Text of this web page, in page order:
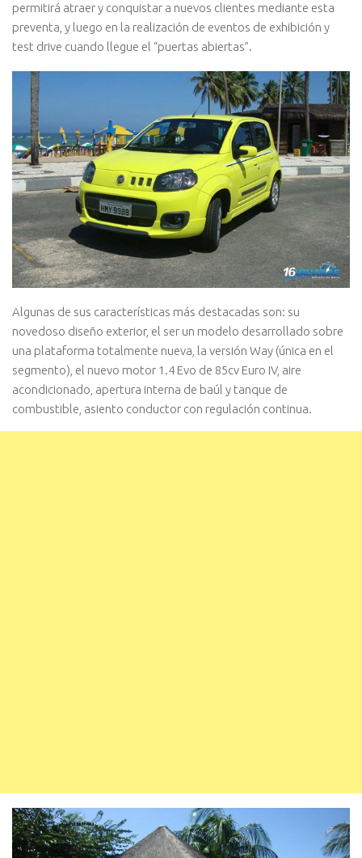
permitirá atraer y conquistar a nuevos clientes mediante esta
preventa, y luego en la realización de eventos de exhibición y
test drive cuando llegue el “puertas abiertas”.
Algunas de sus características más destacadas son: su
novedoso diseño exterior, el ser un modelo desarrollado sobre
una plataforma totalmente nueva, la versión Way (única en el
segmento), el nuevo motor 1.4 Evo de 85cv Euro IV, aire
acondicionado, apertura interna de baúl y tanque de
combustible, asiento conductor con regulación continua.